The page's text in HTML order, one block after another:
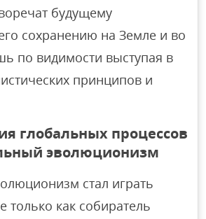
будущему
сохранению на Земле и во
по видимости выступая в
принципов и
глобальных процессов
эволюционизм
стал играть
только как собиратель